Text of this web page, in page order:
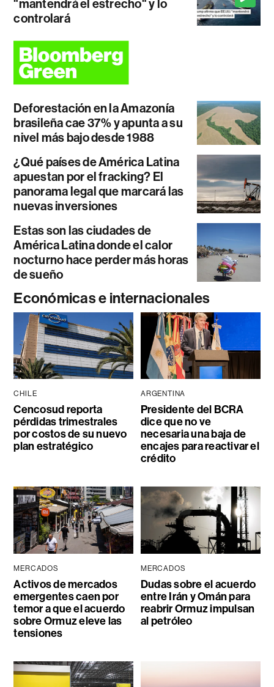
"mantendrá el estrecho" y lo
controlará
Deforestación en la Amazonía
brasileña cae 37% y apunta a su
nivel más bajo desde 1988
¿Qué países de América Latina
apuestan por el fracking? El
panorama legal que marcará las
nuevas inversiones
Estas son las ciudades de
América Latina donde el calor
nocturno hace perder más horas
de sueño
Económicas e internacionales
CHILE
Cencosud reporta
pérdidas trimestrales
por costos de su nuevo
plan estratégico
ARGENTINA
Presidente del BCRA
dice que no ve
necesaria una baja de
encajes para reactivar el
crédito
MERCADOS
Activos de mercados
emergentes caen por
temor a que el acuerdo
sobre Ormuz eleve las
tensiones
MERCADOS
Dudas sobre el acuerdo
entre Irán y Omán para
reabrir Ormuz impulsan
al petróleo